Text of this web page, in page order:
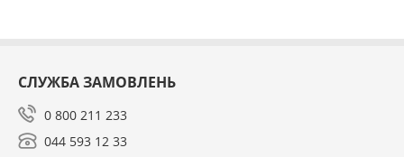
показники вібро- та удароміцності.
СЛУЖБА ЗАМОВЛЕНЬ
0 800 211 233
044 593 12 33